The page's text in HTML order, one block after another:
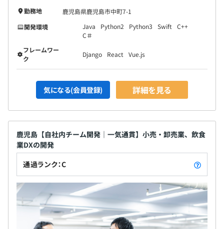
勤務地
鹿児島県鹿児島市中町7-1
開発環境
Java Python2 Python3 Swift
C++
C＃
フレームワー
ク
Django React Vue.js
気になる(会員登録) 詳細を見る
鹿児島【自社内チーム開発｜一気通貫】小売・卸売業、飲食
業DXの開発
通過ランク：C